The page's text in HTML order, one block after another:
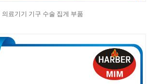
의료기기 기구 수술 집게 부품